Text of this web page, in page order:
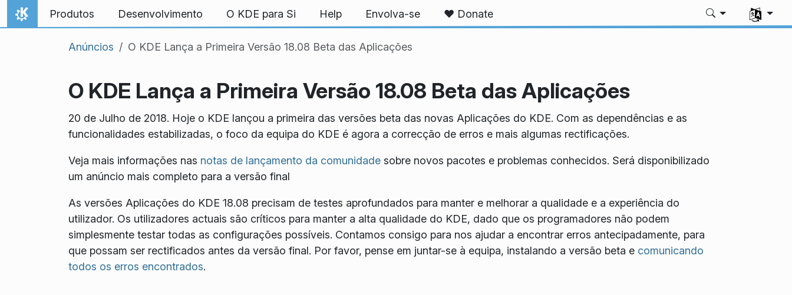
Ir para o conteúdo
Início
Produtos Desenvolvimento O KDE para Si Help Envolva-se ❤️ Donate
Anúncios O KDE Lança a Primeira Versão 18.08 Beta das Aplicações
O KDE Lança a Primeira Versão 18.08 Beta das Aplicações
20 de Julho de 2018. Hoje o KDE lançou a primeira das versões beta das novas Aplicações do KDE. Com as dependências e as
funcionalidades estabilizadas, o foco da equipa do KDE é agora a correcção de erros e mais algumas rectificações.
Veja mais informações nas notas de lançamento da comunidadesobre novos pacotes e problemas conhecidos. Será disponibilizado
um anúncio mais completo para a versão final
As versões Aplicações do KDE 18.08 precisam de testes aprofundados para manter e melhorar a qualidade e a experiência do
utilizador. Os utilizadores actuais são críticos para manter a alta qualidade do KDE, dado que os programadores não podem
simplesmente testar todas as configurações possíveis. Contamos consigo para nos ajudar a encontrar erros antecipadamente, para
que possam ser rectificados antes da versão final. Por favor, pense em juntar-se à equipa, instalando a versão beta e comunicando
todos os erros encontrados.